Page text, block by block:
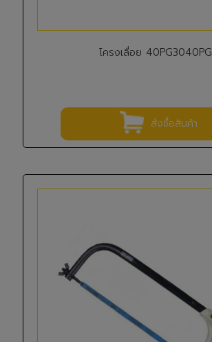
โครงเลื่อย 40PG3040PG
สั่งซื้อสินค้า